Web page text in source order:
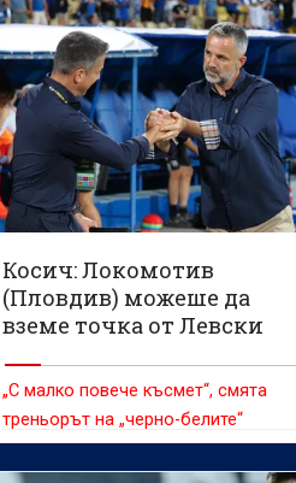
Косич: Локомотив
(Пловдив) можеше да
вземе точка от Левски
„С малко повече късмет“, смята
треньорът на „черно-белите“